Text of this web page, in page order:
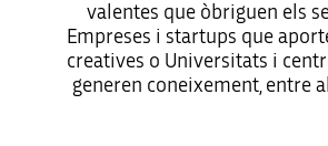
valentes que òbriguen els
Empreses i startups que
creatives o Universitats i
generen coneixement, entre